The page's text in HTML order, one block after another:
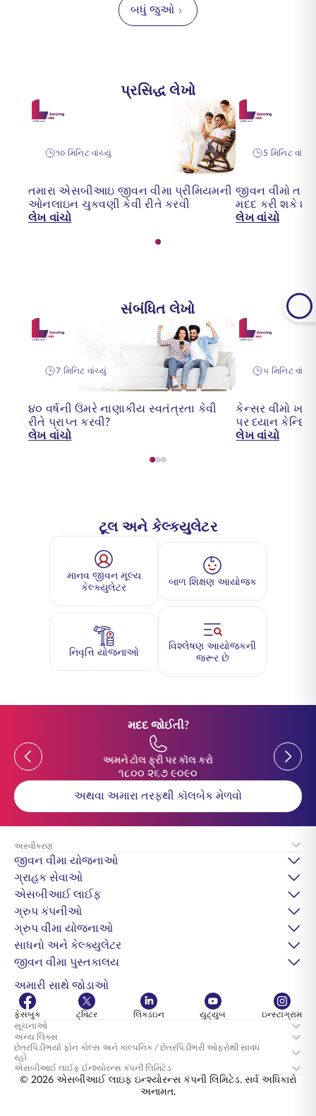
બધું જુઓ
પ્રસિદ્ધ લેખો
૧૦ મિનિટ વાંચ્યું
તમારા એસબીઆઇ જીવન વીમા પ્રીમિયમની
ઓનલાઇન ચુકવણી કેવી રીતે કરવી
લેખ વાંચો
5 મિનિટ વાંચ્યું
જીવન વીમો
મદદ કરી શકે છે
લેખ વાંચો
સંબંધિત લેખો
7 મિનિટ વાંચ્યું
૪૦ વર્ષની ઉંમરે નાણાકીય સ્વતંત્રતા કેવી
રીતે પ્રાપ્ત કરવી?
લેખ વાંચો
૫ મિનિટ વાંચ્યું
કેન્સર વીમો
પર ધ્યાન
લેખ વાંચો
ટૂલ અને કેલ્ક્યુલેટર
માનવ જીવન મૂલ્ય
કેલ્ક્યુલેટર
બાળ શિક્ષણ આયોજક
નિવૃત્તિ યોજનાઓ
વિશ્લેષણ આયોજકની
જરૂર છે
મદદ જોઈતી?
Previous
અમને ટોલ ફ્રી પર કૉલ કરો
૧૮૦૦ ૨૬૭ ૯૦૯૦
Previous
અથવા અમારા તરફથી કૉલબેક મેળવો
અસ્વીકરણ
જીવન વીમા યોજનાઓ
ગ્રાહક સેવાઓ
એસબીઆઈ લાઈફ
ગ્રુપ કંપનીઓ
ગ્રુપ વીમા યોજનાઓ
સાધનો અને કેલ્ક્યુલેટર
જીવન વીમા પુસ્તકાલય
અમારી સાથે જોડાઓ
ફેસબુક ટ્વિટર લિંક્ડઇન યુટ્યુબ
ઇન્સ્ટાગ્રામ
સૂચનાઓ
અન્ય લિંક્સ
છેતરપિંડીભર્યા ફોન કોલ્સ અને કાલ્પનિક / છેતરપિંડીભરી ઓફરોથી સાવધ
રહો
એસબીઆઈ લાઈફ ઈન્શ્યોરન્સ કંપની લિમિટેડ
© 2026 એસબીઆઈ લાઇફ ઇન્શ્યોરન્સ કંપની લિમિટેડ. સર્વ અધિકારો
અનામત.